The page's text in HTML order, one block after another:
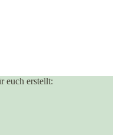
euch erstellt: